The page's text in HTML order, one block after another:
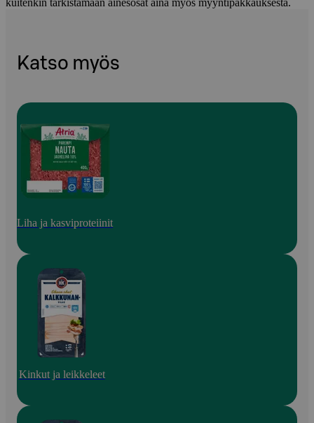
kuitenkin tarkistamaan ainesosat aina myös myyntipakkauksesta.
Katso myös
Liha ja kasviproteiinit
Kinkut ja leikkeleet